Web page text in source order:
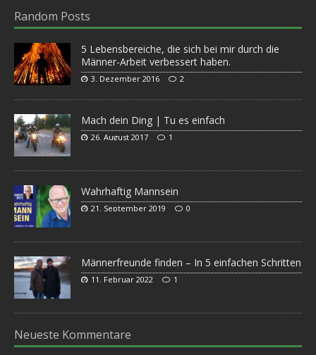
Random Posts
5 Lebensbereiche, die sich bei mir durch die
Männer-Arbeit verbessert haben.
3. Dezember 2016 2
Mach dein Ding | Tu es einfach
26. August 2017 1
Wahrhaftig Mannsein
21. September 2019 0
Männerfreunde finden – In 5 einfachen Schritten
11. Februar 2022 1
Neueste Kommentare